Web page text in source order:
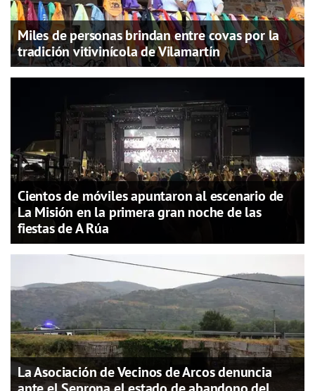
Miles de personas brindan entre covas por la
tradición vitivinícola de Vilamartín
Cientos de móviles apuntaron al escenario de
La Misión en la primera gran noche de las
fiestas de A Rúa
La Asociación de Vecinos de Arcos denuncia